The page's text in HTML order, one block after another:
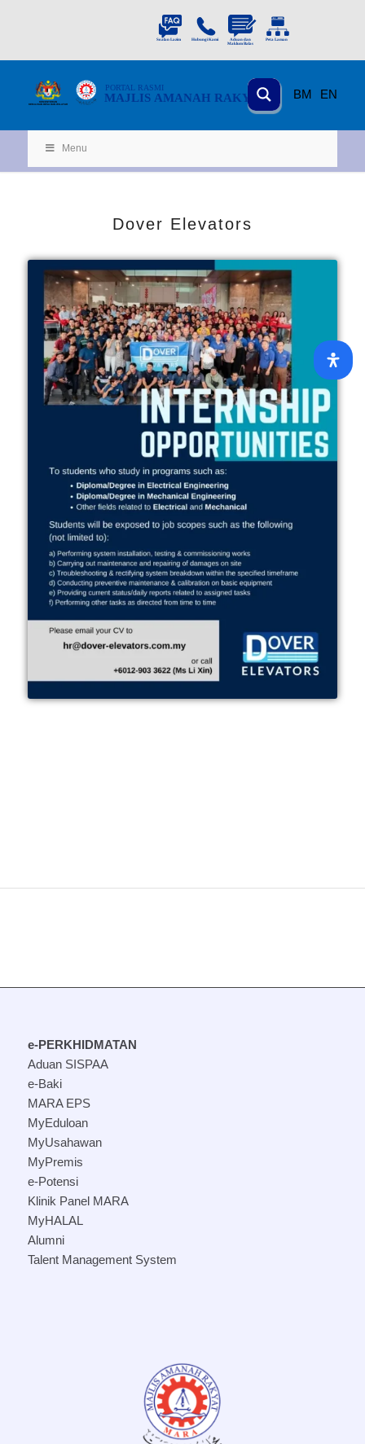
BM EN
MAJLIS AMANAH RAKYAT
PORTAL RASMI
KEMENTERIAN
KEMAJUAN DESA DAN WILA YAH
Menu
Dover Elevators
e-PERKHIDMATAN
Aduan SISPAA
e-Baki
MARA EPS
MyEduloan
MyUsahawan
MyPremis
e-Potensi
Klinik Panel MARA
MyHALAL
Alumni
Talent Management System